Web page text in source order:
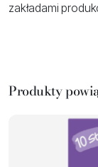
zakładami
Produkty